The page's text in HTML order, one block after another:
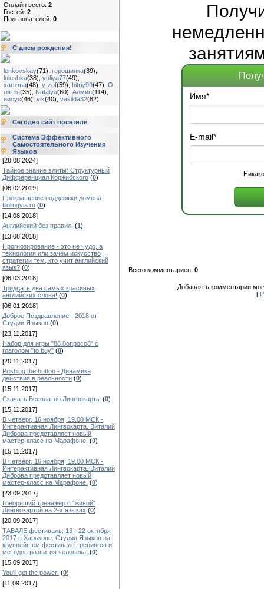
Онлайн всего: 2
Гостей: 2
Пользователей: 0
С днем рождения!
lenkovskay(71) горошинка(39)
lulushka(38) yuliya77(49)
xarizma(48) y-zof(59) hitriy99(47) О-
ля-ля(35) Natalya(60) Админ(114)
иисус(46) vik(40) vasilda32(82)
Сегодня сайт посетили
Система Эффективного
Самостоятельного Изучения
Языков
[28.08.2024]
Тайное знание элиты: Структурный
Дифференциал Коржибского (0)
[06.02.2019]
Прекращение поддержки домена
filolingvia.ru (0)
[14.08.2018]
Английский без правил! (1)
[13.08.2018]
Прогнозирование - это не чудо, а
технология или зачем искусство
стратегии тем, кто учит английский
язык? (0)
[08.03.2018]
Тридцать два самых красивых
английских слова! (0)
[06.01.2018]
Доброе Поздравление - 2018 от
Студии Языков (0)
[23.11.2017]
Набор для игры "88 8опросо8" с
глаголом "to buy" (0)
[20.11.2017]
Pushing the button - Динамика
действия в реальности (0)
[15.11.2017]
Скачать Бесплатно Лингвокарты (0)
[15.11.2017]
В четверг, 16 ноября, 19.00 МСК -
Интерактивная Лингвокарта. Виталий
Диброва представляет новый
мастер-класс на Марафоне. (0)
[15.11.2017]
В четверг, 16 ноября, 19.00 МСК -
Интерактивная Лингвокарта. Виталий
Диброва представляет новый
мастер-класс на Марафоне. (0)
[23.09.2017]
Говорящий тренажер с "живой"
Лингвокартой на 2-х языках (0)
[20.09.2017]
ТАВАЛЕ фестиваль: 13 - 22 октября
2017 в Харькове. Студия Языков на
крупнейшем фестивале тренингов и
методов развития человека! (0)
[15.09.2017]
You'll get the power! (0)
[11.09.2017]
Имя*
E-mail*
Всего комментариев: 0
Добавлять комментарии
[